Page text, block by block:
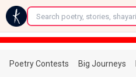
←
Poetry Contests Big Journeys